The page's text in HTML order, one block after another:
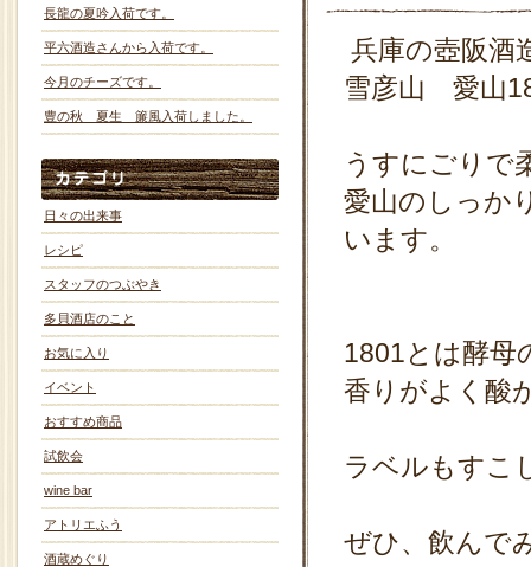
兵庫の壺阪酒
雪彦山 愛山
うすにごりで
愛山のしっか
います。
1801とは酵母
香りがよく酸
ラベルもすこ
ぜひ、飲んで
長龍の夏吟入荷です。
平六酒造さんから入荷です。
今月のチーズです。
豊の秋 夏生 簾風入荷しました。
日々の出来事
レシピ
スタッフのつぶやき
多貝酒店のこと
お気に入り
イベント
おすすめ商品
試飲会
wine bar
アトリエふう
酒蔵めぐり